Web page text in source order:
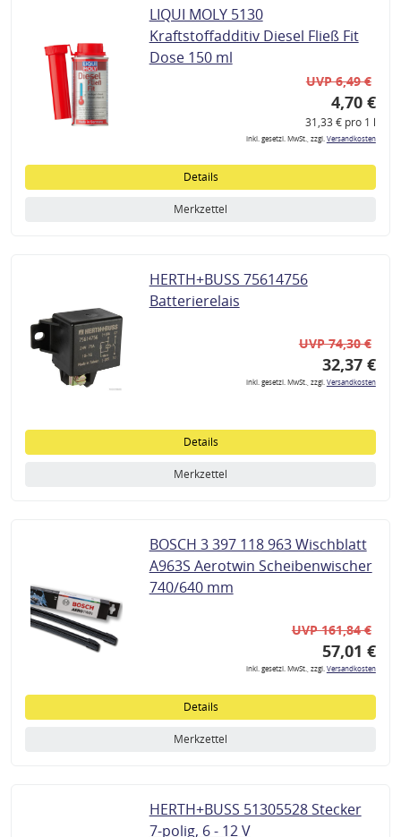
LIQUI MOLY 5130
Kraftstoffadditiv Diesel Fließ Fit
Dose 150 ml
UVP 6,49 €
4,70 €
31,33 € pro 1 l
inkl. gesetzl. MwSt., zzgl.Versandkosten
Details
Merkzettel
HERTH+BUSS 75614756
Batterierelais
UVP 74,30 €
32,37 €
inkl. gesetzl. MwSt., zzgl.Versandkosten
Details
Merkzettel
BOSCH 3 397 118 963 Wischblatt
A963S Aerotwin Scheibenwischer
740/640 mm
UVP 161,84 €
57,01 €
inkl. gesetzl. MwSt., zzgl.Versandkosten
Details
Merkzettel
HERTH+BUSS 51305528 Stecker
7-polig, 6 - 12 V